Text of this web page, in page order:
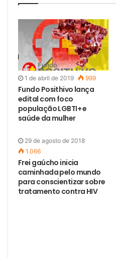
1 de abril de 2019 999
Fundo Posithivo lança
edital com foco
população LGBTI+ e
saúde da mulher
29 de agosto de 2018
1.066
Frei gaúcho inicia
caminhada pelo mundo
para conscientizar sobre
tratamento contra HIV